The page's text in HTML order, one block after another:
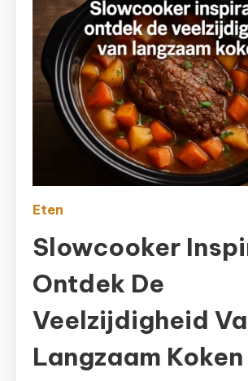
Eten
Slowcooker
Ontdek De
Veelzijdigheid
Langzaam Koken